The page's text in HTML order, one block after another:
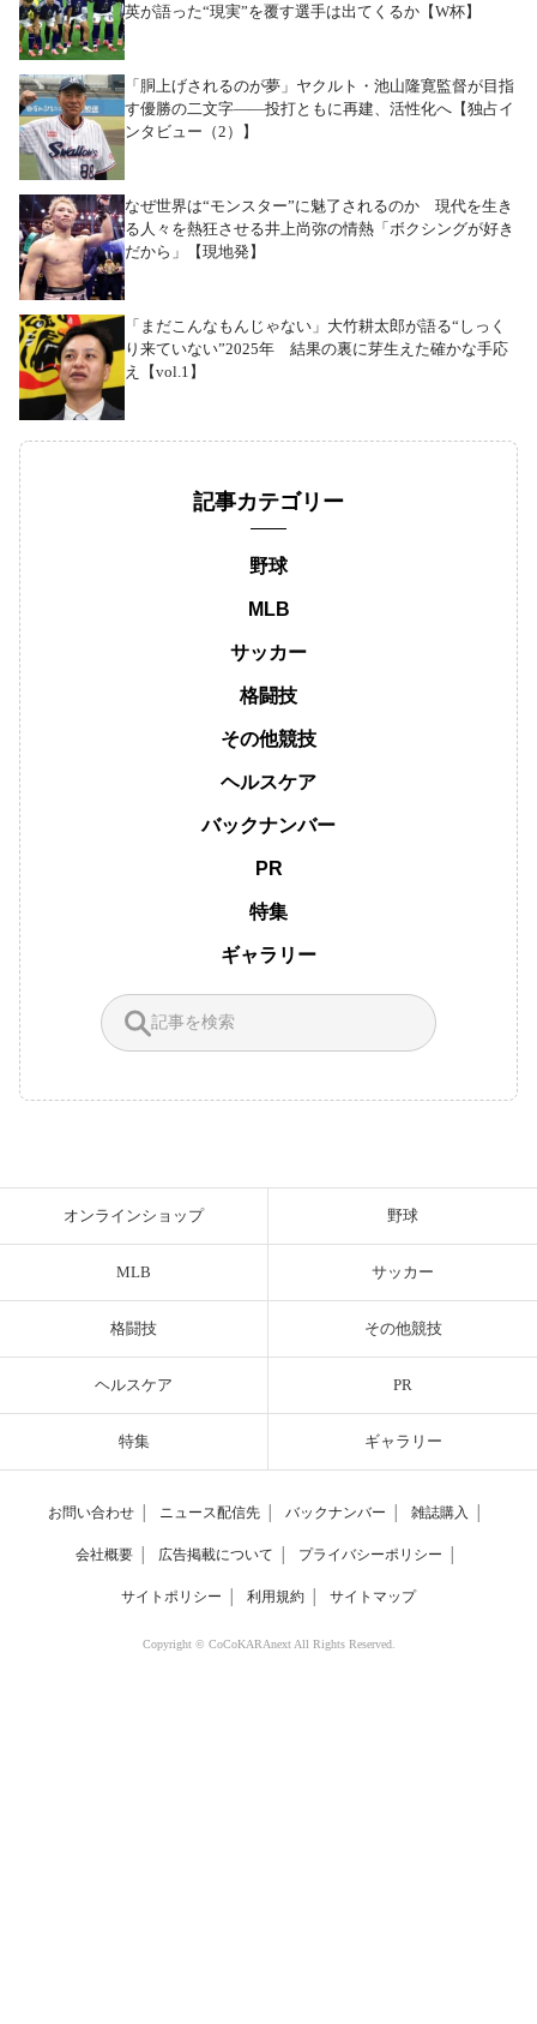
英が語った“現実”を覆す選手は出てくるか【W杯】
「胴上げされるのが夢」ヤクルト・池山隆寛監督が目指
す優勝の二文字――投打ともに再建、活性化へ【独占イ
ンタビュー（2）】
なぜ世界は“モンスター”に魅了されるのか 現代を生き
る人々を熱狂させる井上尚弥の情熱「ボクシングが好き
だから」【現地発】
「まだこんなもんじゃない」大竹耕太郎が語る“しっく
り来ていない”2025年 結果の裏に芽生えた確かな手応
え【vol.1】
記事カテゴリー
野球
MLB
サッカー
格闘技
その他競技
ヘルスケア
バックナンバー
PR
特集
ギャラリー
オンラインショップ 野球
MLB サッカー
格闘技 その他競技
ヘルスケア PR
特集 ギャラリー
お問い合わせ ニュース配信先 バックナンバー 雑誌購入
会社概要 広告掲載について プライバシーポリシー
サイトポリシー 利用規約 サイトマップ
Copyright © CoCoKARAnext All Rights Reserved.